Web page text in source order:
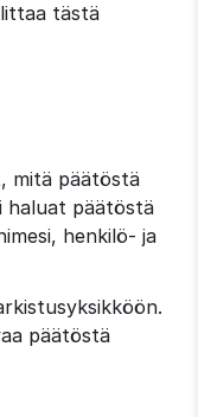
tästä
mitä päätöstä
haluat päätöstä
henkilö- ja
päätöstä